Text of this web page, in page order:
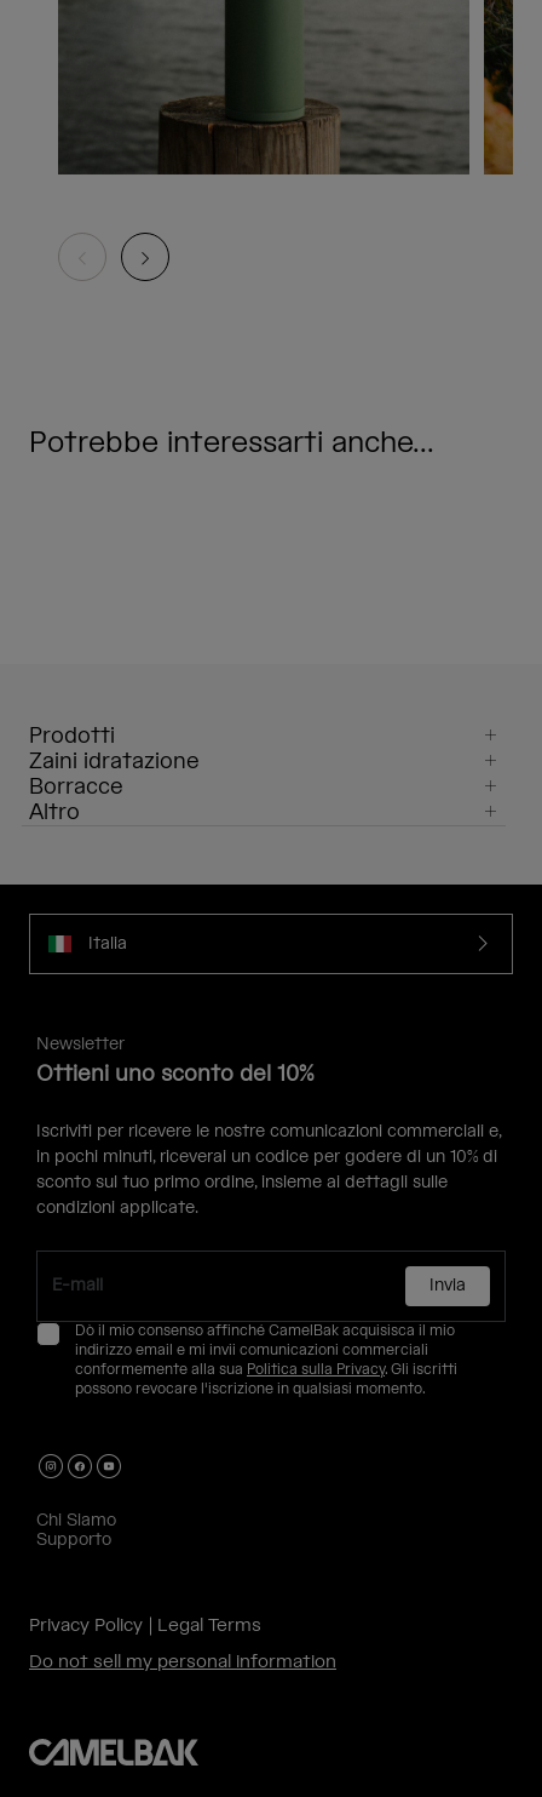
Potrebbe interessarti anche...
Prodotti
Zaini idratazione
Borracce
Altro
Italia
Newsletter
Ottieni uno sconto del 10%
Iscriviti per ricevere le nostre comunicazioni commerciali e,
in pochi minuti, riceverai un codice per godere di un 10% di
sconto sul tuo primo ordine, insieme ai dettagli sulle
condizioni applicate.
Invia
Dò il mio consenso affinché CamelBak acquisisca il mio
indirizzo email e mi invii comunicazioni commerciali
conformemente alla sua Politica sulla Privacy. Gli iscritti
possono revocare l'iscrizione in qualsiasi momento.
Chi Siamo
Supporto
Privacy Policy
Legal Terms
Do not sell my personal information